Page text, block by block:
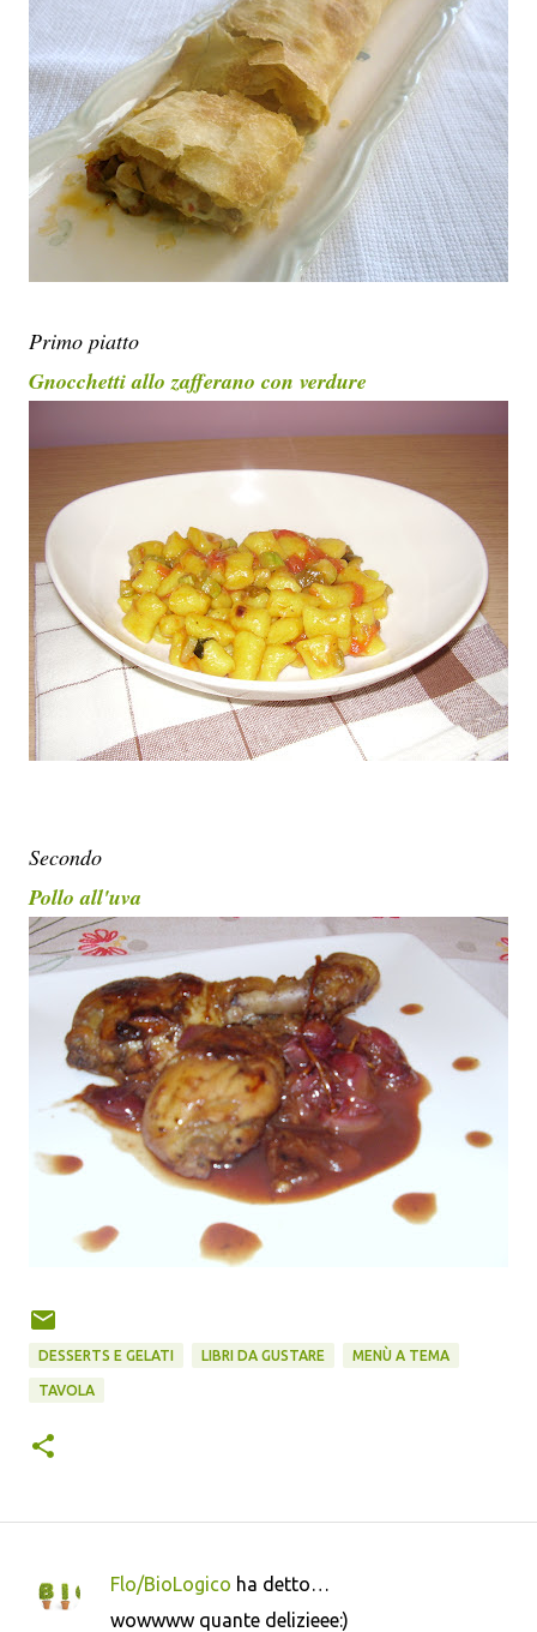
Primo piatto
Gnocchetti allo zafferano con verdure
Secondo
Pollo all'uva
DESSERTS E GELATI LIBRI DA GUSTARE MENÙ A TEMA
TAVOLA
C
Flo/BioLogico ha detto…
wowwww quante delizieee:)